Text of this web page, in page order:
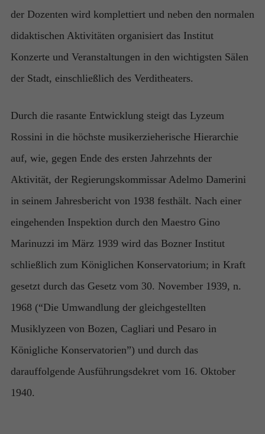
der Dozenten wird komplettiert und neben den normalen
didaktischen Aktivitäten organisiert das Institut
Konzerte und Veranstaltungen in den wichtigsten Sälen
der Stadt, einschließlich des Verditheaters.
Durch die rasante Entwicklung steigt das Lyzeum
Rossini in die höchste musikerzieherische Hierarchie
auf, wie, gegen Ende des ersten Jahrzehnts der
Aktivität, der Regierungskommissar Adelmo Damerini
in seinem Jahresbericht von 1938 festhält. Nach einer
eingehenden Inspektion durch den Maestro Gino
Marinuzzi im März 1939 wird das Bozner Institut
schließlich zum Königlichen Konservatorium; in Kraft
gesetzt durch das Gesetz vom 30. November 1939, n.
1968 (“Die Umwandlung der gleichgestellten
Musiklyzeen von Bozen, Cagliari und Pesaro in
Königliche Konservatorien”) und durch das
darauffolgende Ausführungsdekret vom 16. Oktober
1940.